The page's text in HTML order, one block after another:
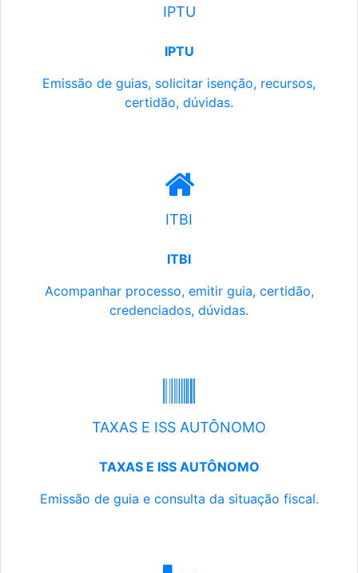
IPTU
IPTU
Emissão de guias, solicitar isenção, recursos,
certidão, dúvidas.
ITBI
ITBI
Acompanhar processo, emitir guia, certidão,
credenciados, dúvidas.
TAXAS E ISS AUTÔNOMO
TAXAS E ISS AUTÔNOMO
Emissão de guia e consulta da situação fiscal.